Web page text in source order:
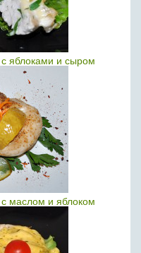
яблоками и сыром
маслом и яблоком